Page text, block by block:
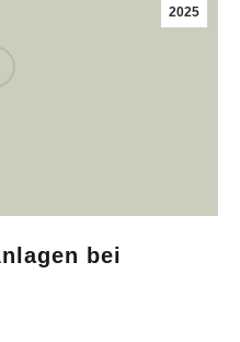
2025
bei